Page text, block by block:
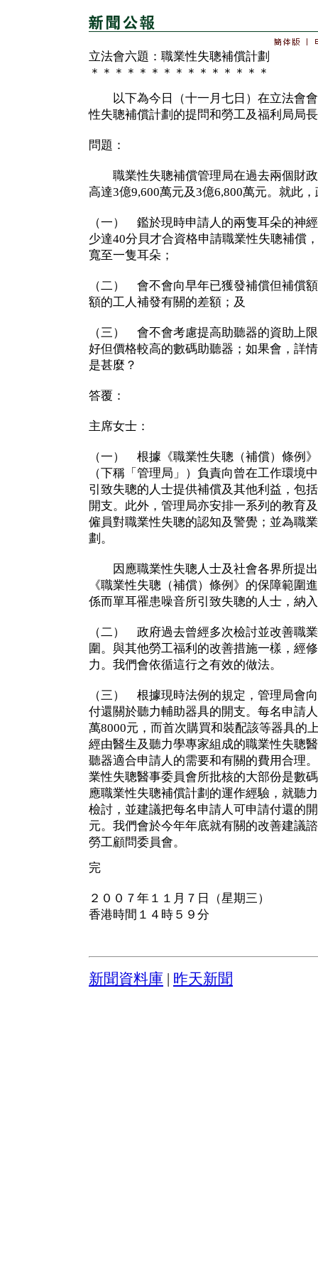
立法會六題：職業性失聰補償計劃
＊＊＊＊＊＊＊＊＊＊＊＊＊＊＊
以下為今日（十一月七日）在立法會會
性失聰補償計劃的提問和勞工及福利局局
問題：
職業性失聰補償管理局在過去兩個財政
高達3億9,600萬元及3億6,800萬元。就此
（一） 鑑於現時申請人的兩隻耳朵的神
少達40分貝才合資格申請職業性失聰補償
寬至一隻耳朵；
（二） 會不會向早年已獲發補償但補償
額的工人補發有關的差額；及
（三） 會不會考慮提高助聽器的資助上
好但價格較高的數碼助聽器；如果會，詳
是甚麼？
答覆：
主席女士：
（一） 根據《職業性失聰（補償）條例
（下稱「管理局」）負責向曾在工作環境
引致失聰的人士提供補償及其他利益，包
開支。此外，管理局亦安排一系列的教育
僱員對職業性失聰的認知及警覺；並為職
劃。
因應職業性失聰人士及社會各界所提出
《職業性失聰（補償）條例》的保障範圍
係而單耳罹患噪音所引致失聰的人士，納
（二） 政府過去曾經多次檢討並改善職
圍。與其他勞工福利的改善措施一樣，經
力。我們會依循這行之有效的做法。
（三） 根據現時法例的規定，管理局會
付還關於聽力輔助器具的開支。每名申請
萬8000元，而首次購買和裝配該等器具的
經由醫生及聽力學專家組成的職業性失聰
聽器適合申請人的需要和有關的費用合理
業性失聰醫事委員會所批核的大部份是數
應職業性失聰補償計劃的運作經驗，就聽
檢討，並建議把每名申請人可申請付還的
元。我們會於今年年底就有關的改善建議
勞工顧問委員會。
完
２００７年１１月７日（星期三）
香港時間１４時５９分
新聞資料庫 昨天新聞